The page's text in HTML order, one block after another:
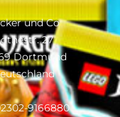
und Co
27
Dortmund
9166880